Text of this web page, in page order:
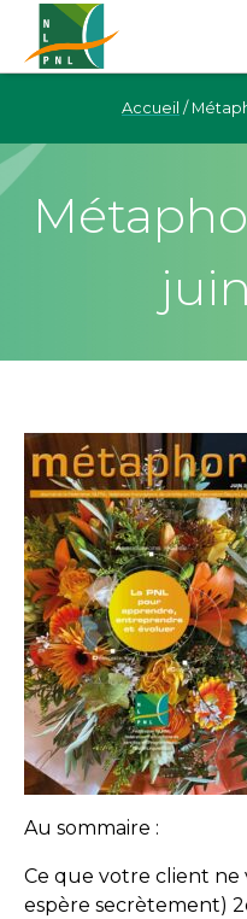
Accueil /
Au sommaire :
Ce que votre client ne
espère secrètement)